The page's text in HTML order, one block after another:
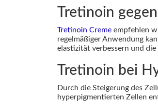
Tretinoin
Tretinoin Creme empfehlen
regelmäßiger Anwendung
elastizität verbessern und
Tretinoin bei
Durch die Steigerung des
hyperpigmentierten Zellen